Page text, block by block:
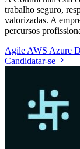
trabalho seguro,
valorizadas. A
percursos
Agile AWS Azure
Candidatar-se